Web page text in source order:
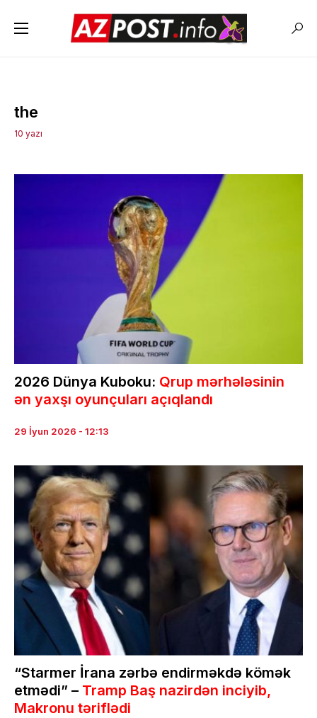
the
10 yazı
2026 Dünya Kuboku: Qrup mərhələsinin
ən yaxşı oyunçuları açıqlandı
29 İyun 2026 - 12:13
“Starmer İrana zərbə endirməkdə kömək
etmədi” – Tramp Baş nazirdən inciyib,
Makronu təriflədi